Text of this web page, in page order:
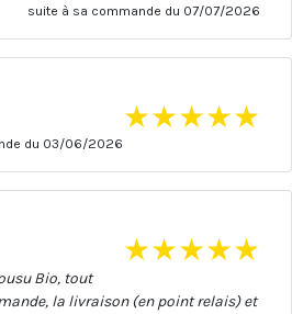
suite à sa commande du 07/07/2026
★★★★★
du 03/06/2026
★★★★★
Bio, tout
la livraison (en point relais) et